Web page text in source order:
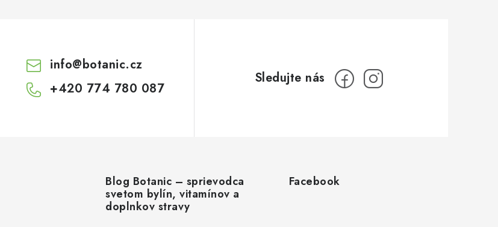
info@botanic.cz
+420 774 780 087
Blog Botanic – sprievodca
svetom bylín, vitamínov a
doplnkov stravy
Facebook